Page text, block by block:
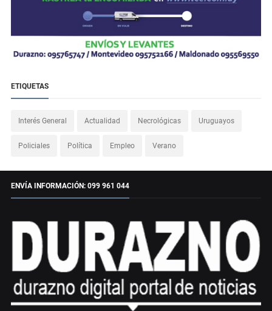
ETIQUETAS
Interés General Actualidad Necrológicas Uruguayos
Policiales Política Empleo Verano
ENVÍA INFORMACIÓN: 099 961 044